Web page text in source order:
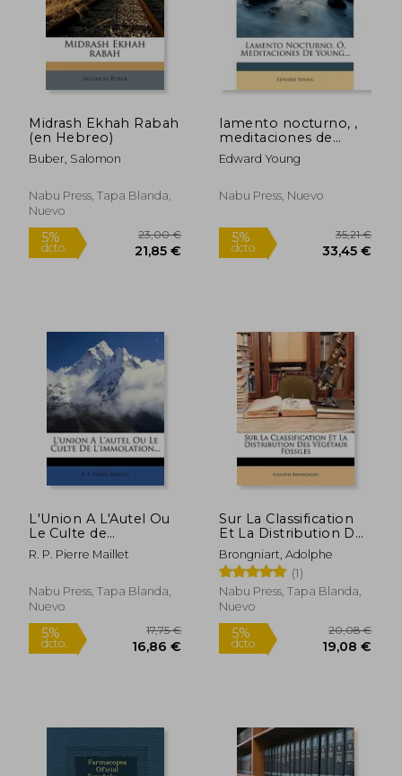
Midrash Ekhah Rabah
(en Hebreo)
Buber, Salomon
Nabu Press, Tapa Blanda,
Nuevo
lamento nocturno, ,
meditaciones de
young...
Edward Young
Nabu Press, Nuevo
5%
dcto.
L'Union A L'Autel Ou
Le Culte de
L'Immolation... (en
Francés)
R. P. Pierre Maillet
Nabu Press, Tapa Blanda,
Nuevo
Sur La Classification
Et La Distribution Des
Végétaux Fossiles (en
Francés)
Brongniart, Adolphe
(1)
Nabu Press, Tapa Blanda,
Nuevo